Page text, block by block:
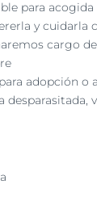
para
y cuidarla
cargo
adopción o
desparasitada,